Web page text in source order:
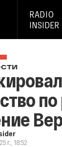
RADIO
INSIDER
г., 18:52